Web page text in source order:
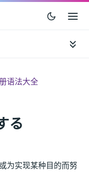
语法大全
る
为实现某种目的而努